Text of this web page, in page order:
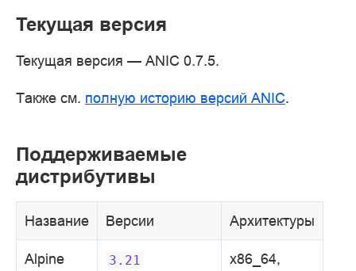
Текущая версия
Текущая версия — ANIC 0.7.5.
Также см. полную историю версий ANIC.
Поддерживаемые
дистрибутивы
Название Версии Архитектуры
Alpine
3.21
x86_64,